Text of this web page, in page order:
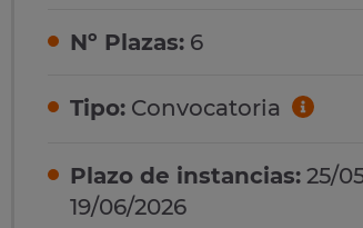
Nº Plazas: 6
Tipo: Convocatoria
Plazo de instancias: 25/
19/06/2026